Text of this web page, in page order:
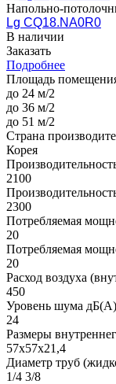
Напольно-
Lg CQ18.NA0R0
В наличии
Заказать
Подробнее
Площадь
до 24 м/2
до 36 м/2
до 51 м/2
Страна
Корея
2100
2300
Потребляемая
20
Потребляемая
20
Расход воздуха
450
Уровень шума дБ(А)
24
Размеры
57х57х21,4
Диаметр труб
1/4 3/8